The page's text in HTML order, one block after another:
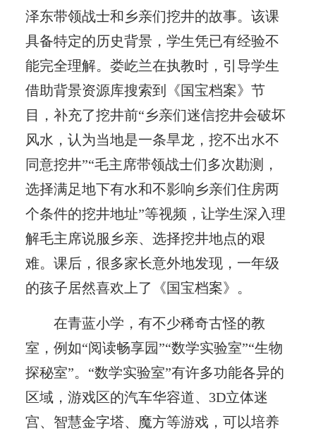
泽东带领战士和乡亲们挖井的故事。该课
具备特定的历史背景，学生凭已有经验不
能完全理解。娄屹兰在执教时，引导学生
借助背景资源库搜索到《国宝档案》节
目，补充了挖井前“乡亲们迷信挖井会破坏
风水，认为当地是一条旱龙，挖不出水不
同意挖井”“毛主席带领战士们多次勘测，
选择满足地下有水和不影响乡亲们住房两
个条件的挖井地址”等视频，让学生深入理
解毛主席说服乡亲、选择挖井地点的艰
难。课后，很多家长意外地发现，一年级
的孩子居然喜欢上了《国宝档案》。
在青蓝小学，有不少稀奇古怪的教
室，例如“阅读畅享园”“数学实验室”“生物
探秘室”。“数学实验室”有许多功能各异的
区域，游戏区的汽车华容道、3D立体迷
宫、智慧金字塔、魔方等游戏，可以培养